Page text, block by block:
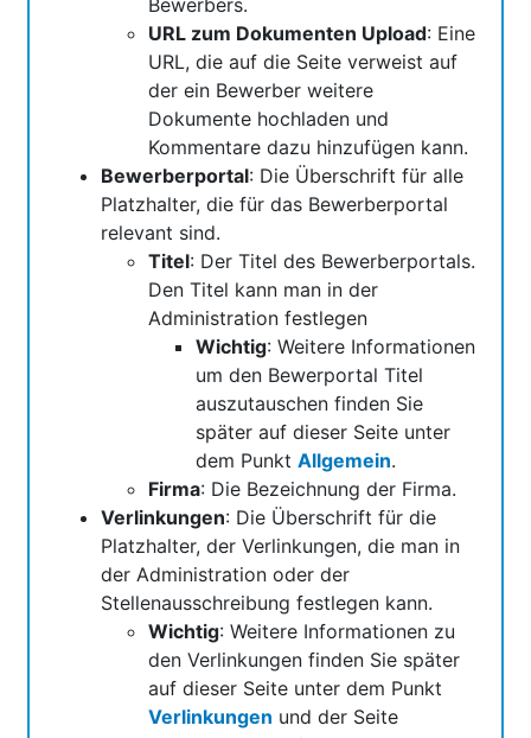
URL zum Dokumenten Upload: Eine
URL, die auf die Seite verweist auf
der ein Bewerber weitere
Dokumente hochladen und
Kommentare dazu hinzufügen kann.
Bewerberportal: Die Überschrift für alle
Platzhalter, die für das Bewerberportal
relevant sind.
Titel: Der Titel des Bewerberportals.
Den Titel kann man in der
Administration festlegen
Wichtig: Weitere Informationen
um den Bewerportal Titel
auszutauschen finden Sie
später auf dieser Seite unter
dem Punkt Allgemein.
Firma: Die Bezeichnung der Firma.
Verlinkungen: Die Überschrift für die
Platzhalter, der Verlinkungen, die man in
der Administration oder der
Stellenausschreibung festlegen kann.
Wichtig: Weitere Informationen zu
den Verlinkungen finden Sie später
auf dieser Seite unter dem Punkt
Verlinkungen und der Seite